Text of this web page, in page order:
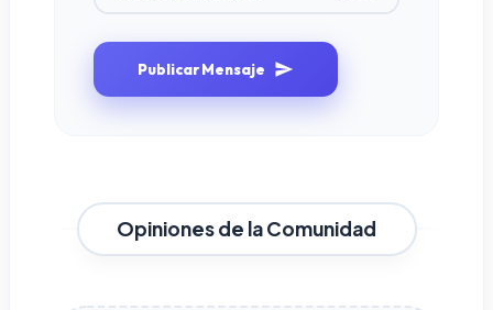
Publicar Mensaje
Opiniones de la Comunidad